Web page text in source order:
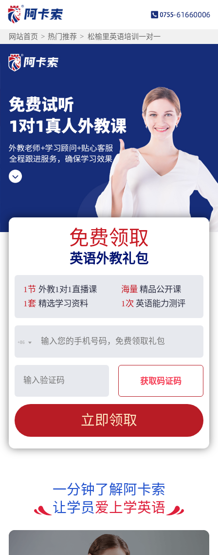
网站首页 > 热门推荐 > 松榆里英语培训一对一
免费领取
英语外教礼包
1节 外教1对1直播课 海量 精品公开课
1套 精选学习资料 1次 英语能力测评
+86
获取码证码
立即领取
一分钟了解阿卡索
让学员爱上学英语